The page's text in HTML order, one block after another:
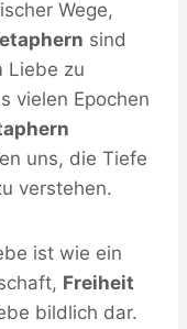
Wege,
sind
Liebe zu
vielen Epochen
uns, die Tiefe
verstehen.
ist wie ein
Freiheit
bildlich dar.